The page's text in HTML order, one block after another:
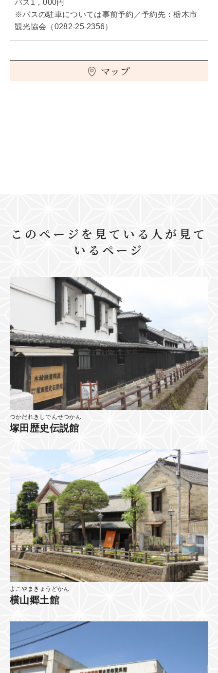
バス1，000円
※バスの駐車については事前予約／予約先：栃木市
観光協会（0282-25-2356）
マップ
このページを見ている人が見て
いるページ
つかだれきしでんせつかん
塚田歴史伝説館
よこやまきょうどかん
横山郷土館